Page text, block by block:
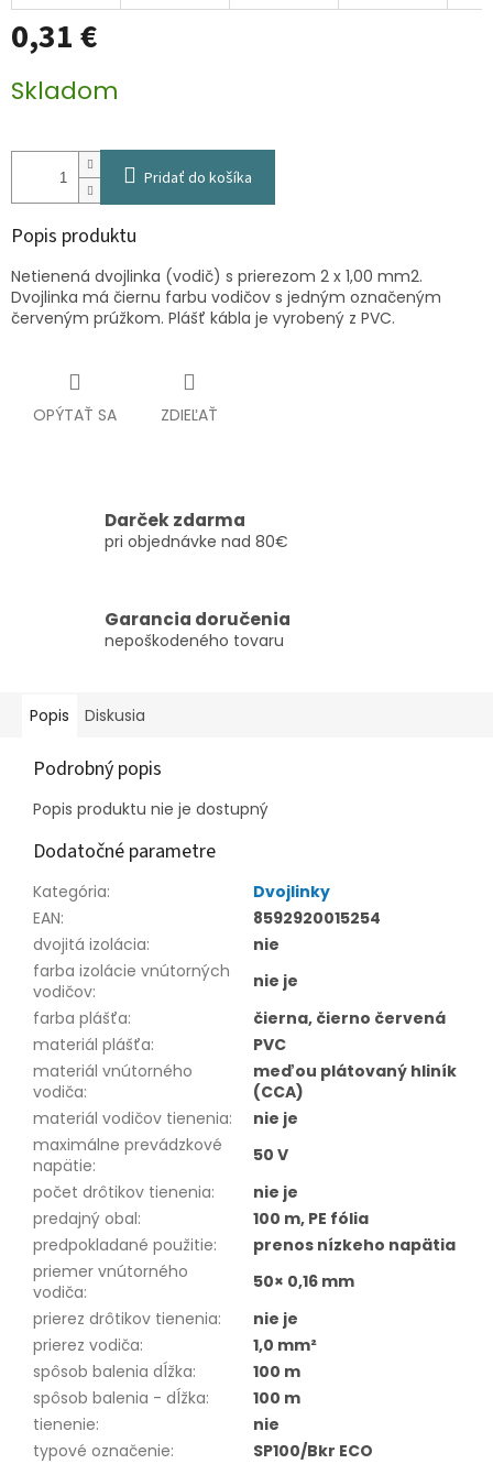
0,31 €
cena:
Skladom
Pridať do košíka
Popis produktu
Netienená dvojlinka (vodič) s prierezom 2 x 1,00 mm2.
Dvojlinka má čiernu farbu vodičov s jedným označeným
červeným prúžkom. Plášť kábla je vyrobený z PVC.
OPÝTAŤ SA ZDIEĽAŤ
Darček zdarma
pri objednávke nad 80€
Garancia doručenia
nepoškodeného tovaru
Popis Diskusia
Podrobný popis
Popis produktu nie je dostupný
Dodatočné parametre
Kategória:
Dvojlinky
EAN:
8592920015254
dvojitá izolácia:
nie
farba izolácie vnútorných
vodičov:
nie je
farba plášťa:
čierna, čierno červená
materiál plášťa:
PVC
materiál vnútorného
vodiča:
meďou plátovaný hliník
(CCA)
materiál vodičov tienenia:
nie je
maximálne prevádzkové
napätie:
50 V
počet drôtikov tienenia:
nie je
predajný obal:
100 m, PE fólia
predpokladané použitie:
prenos nízkeho napätia
priemer vnútorného
vodiča:
50× 0,16 mm
prierez drôtikov tienenia:
nie je
prierez vodiča:
1,0 mm²
spôsob balenia dĺžka:
100 m
spôsob balenia - dĺžka:
100 m
tienenie:
nie
typové označenie:
SP100/Bkr ECO